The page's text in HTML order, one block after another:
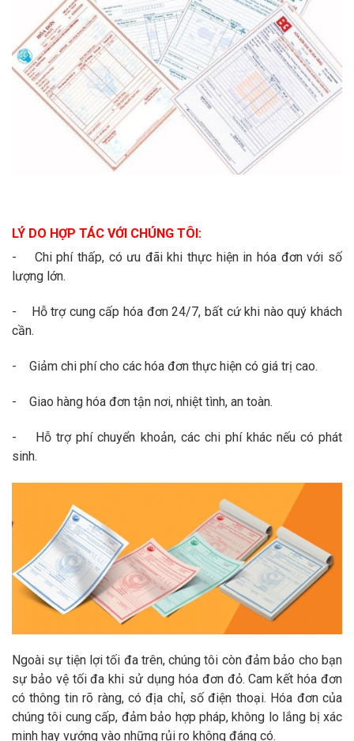
LÝ DO HỢP TÁC VỚI CHÚNG TÔI:
- Chi phí thấp, có ưu đãi khi thực hiện in hóa đơn với số
lượng lớn.
- Hỗ trợ cung cấp hóa đơn 24/7, bất cứ khi nào quý khách
cần.
- Giảm chi phí cho các hóa đơn thực hiện có giá trị cao.
- Giao hàng hóa đơn tận nơi, nhiệt tình, an toàn.
- Hỗ trợ phí chuyển khoản, các chi phí khác nếu có phát
sinh.
Ngoài sự tiện lợi tối đa trên, chúng tôi còn đảm bảo cho bạn
sự bảo vệ tối đa khi sử dụng hóa đơn đỏ. Cam kết hóa đơn
có thông tin rõ ràng, có địa chỉ, số điện thoại. Hóa đơn của
chúng tôi cung cấp, đảm bảo hợp pháp, không lo lắng bị xác
minh hay vướng vào những rủi ro không đáng có.